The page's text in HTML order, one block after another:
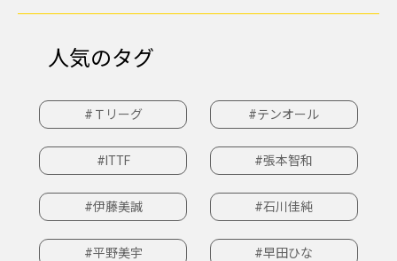
人気のタグ
#Ｔリーグ #テンオール
#ITTF #張本智和
#伊藤美誠 #石川佳純
#平野美宇 #早田ひな